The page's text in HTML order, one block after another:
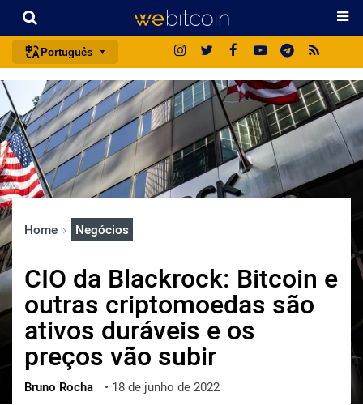
Português
português (BR)
english
español
français
italiano
日本語
русский
한국어
العربية
ไทย
ქართული
Home Negócios
CIO da Blackrock: Bitcoin e
outras criptomoedas são
ativos duráveis ​​e os
preços vão subir
Bruno Rocha • 18 de junho de 2022